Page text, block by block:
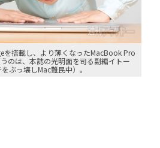
を搭載し、より薄くなったMacBook Pro
のは、本誌の光明面を司る副編イトー
をぶっ壊しMac難民中）。